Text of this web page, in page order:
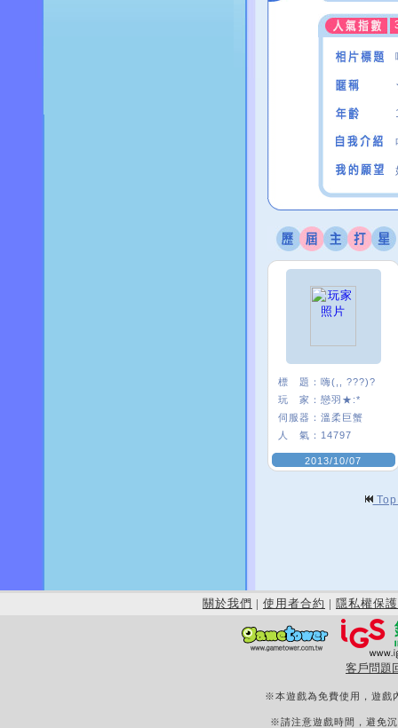
標 題： 嗨(,, ???)?
玩 家： 戀羽★:*
伺服器： 溫柔巨蟹
人 氣： 14797
2013/10/07
關於我們 | 使用者合約 | 隱私權保護
客戶問題
※本遊戲為免費使用，遊戲
※請注意遊戲時間，避免